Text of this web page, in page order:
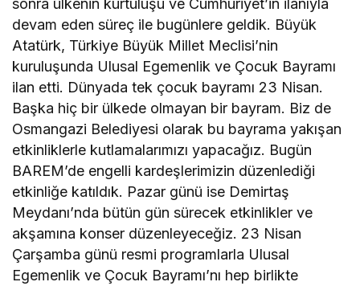
sonra ülkenin kurtuluşu ve Cumhuriyet’in ilanıyla
devam eden süreç ile bugünlere geldik. Büyük
Atatürk, Türkiye Büyük Millet Meclisi’nin
kuruluşunda Ulusal Egemenlik ve Çocuk Bayramı
ilan etti. Dünyada tek çocuk bayramı 23 Nisan.
Başka hiç bir ülkede olmayan bir bayram. Biz de
Osmangazi Belediyesi olarak bu bayrama yakışan
etkinliklerle kutlamalarımızı yapacağız. Bugün
BAREM’de engelli kardeşlerimizin düzenlediği
etkinliğe katıldık. Pazar günü ise Demirtaş
Meydanı’nda bütün gün sürecek etkinlikler ve
akşamına konser düzenleyeceğiz. 23 Nisan
Çarşamba günü resmi programlarla Ulusal
Egemenlik ve Çocuk Bayramı’nı hep birlikte